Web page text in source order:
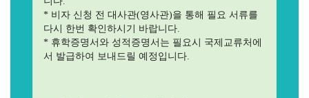
* 비자 신청 전 대사관(영사관)을 통해 필요 서류를
다시 한번 확인하시기 바랍니다.
* 휴학증명서와 성적증명서는 필요시 국제교류처에
서 발급하여 보내드릴 예정입니다.